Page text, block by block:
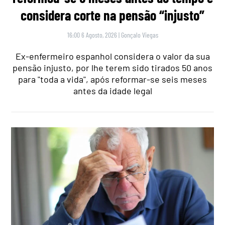
considera corte na pensão “injusto”
16:00 6 Agosto, 2026 | Gonçalo Viegas
Ex-enfermeiro espanhol considera o valor da sua
pensão injusto, por lhe terem sido tirados 50 anos
para "toda a vida", após reformar-se seis meses
antes da idade legal